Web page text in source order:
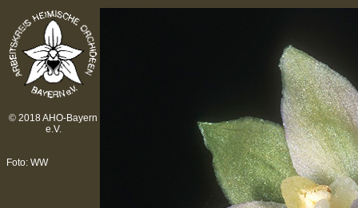
© 2018 AHO-Bayern
e.V.
Foto: WW